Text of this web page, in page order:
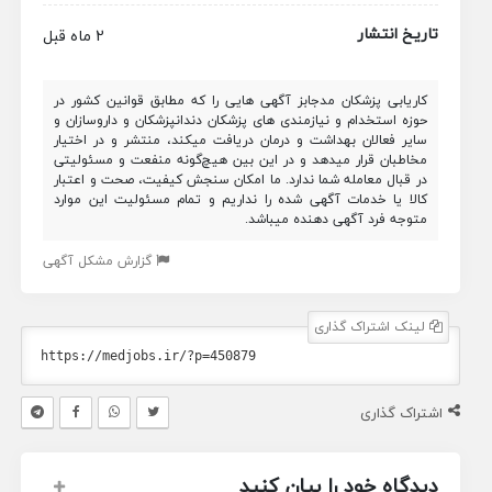
تاریخ انتشار 2 ماه قبل
کاریابی پزشکان مدجابز آگهی هایی را که مطابق قوانین کشور در
حوزه استخدام و نیازمندی های پزشکان دندانپزشکان و داروسازان و
سایر فعالان بهداشت و درمان دریافت میکند، منتشر و در اختیار
مخاطبان قرار میدهد و در این بین هیچ‌گونه منفعت و مسئولیتی
در قبال معامله شما ندارد. ما امکان سنجش کیفیت، صحت و اعتبار
کالا یا خدمات آگهی شده را نداریم و تمام مسئولیت این موارد
متوجه فرد آگهی دهنده میباشد.
گزارش مشکل آگهی
لینک اشتراک گذاری
اشتراک گذاری